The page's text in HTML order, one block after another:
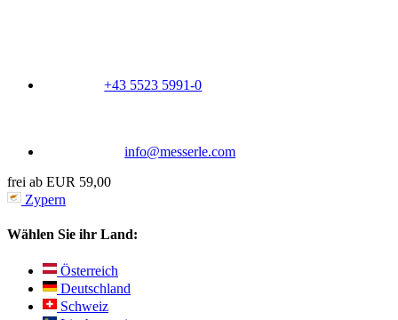
+43 5523 5991-0
info@messerle.com
frei ab EUR 59,00
Zypern
Wählen Sie ihr Land:
Österreich
Deutschland
Schweiz